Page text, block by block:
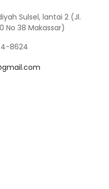
Sulsel, lantai 2 (Jl.
No 38 Makassar)
8624